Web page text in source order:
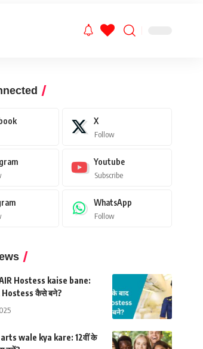
X
Follow
Youtube
Subscribe
WhatsApp
Follow
Hostess kaise bane:
Hostess कैसे बने?
wale kya kare: 12वीं के